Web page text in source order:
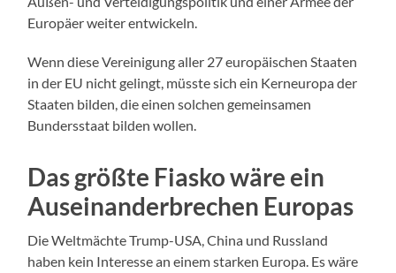
Europäer weiter entwickeln.
Wenn diese Vereinigung aller 27 europäischen Staaten
in der EU nicht gelingt, müsste sich ein Kerneuropa der
Staaten bilden, die einen solchen gemeinsamen
Bundersstaat bilden wollen.
Das größte Fiasko wäre ein
Auseinanderbrechen Europas
Die Weltmächte Trump-USA, China und Russland
haben kein Interesse an einem starken Europa. Es wäre